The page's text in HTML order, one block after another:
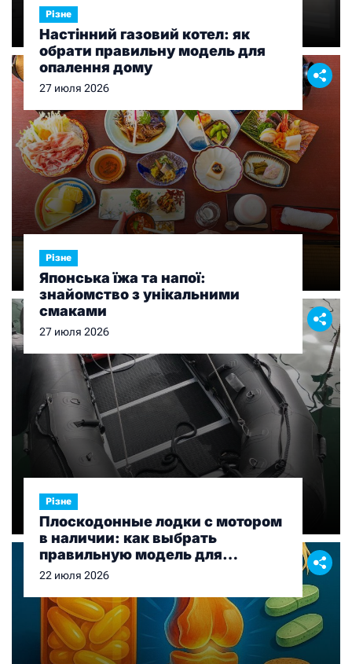
Різне
Настінний газовий котел: як
обрати правильну модель для
опалення дому
27 июля 2026
Різне
Японська їжа та напої:
знайомство з унікальними
смаками
27 июля 2026
Різне
Плоскодонные лодки с мотором
в наличии: как выбрать
правильную модель для
рыбалки и отдыха
22 июля 2026